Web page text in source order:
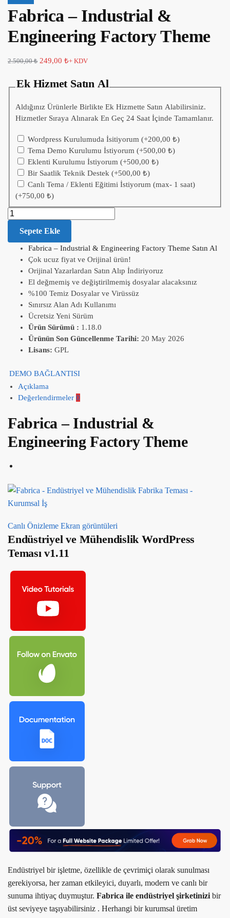
Fabrica – Industrial &
Engineering Factory Theme
2.500,00₺ 249,00 ₺+ KDV
Ek Hizmet Satın Al
Aldığınız Ürünlerle Birlikte Ek Hizmette Satın Alabilirsiniz.
Hizmetler Sıraya Alınarak En Geç 24 Saat İçinde Tamamlanır.
Wordpress Kurulumuda İsitiyorum(+200,00₺)
Tema Demo Kurulumu İstiyorum(+500,00₺)
Eklenti Kurulumu İstiyorum(+500,00₺)
Bir Saatlik Teknik Destek(+500,00₺)
Canlı Tema / Eklenti Eğitimi İstiyorum (max- 1 saat)
(+750,00₺)
Sepete Ekle
Fabrica – Industrial & Engineering Factory Theme Satın Al
Çok ucuz fiyat ve Orijinal ürün!
Orijinal Yazarlardan Satın Alıp İndiriyoruz
El değmemiş ve değiştirilmemiş dosyalar alacaksınız
%100 Temiz Dosyalar ve Virüssüz
Sınırsız Alan Adı Kullanımı
Ücretsiz Yeni Sürüm
Ürün Sürümü : 1.18.0
Ürünün Son Güncellenme Tarihi: 20 May 2026
Lisans: GPL
DEMO BAĞLANTISI
Açıklama
Değerlendirmeler 0
Fabrica – Industrial &
Engineering Factory Theme
Canlı Önizleme Ekran görüntüleri
Endüstriyel ve Mühendislik WordPress
Teması v1.11
Endüstriyel bir işletme, özellikle de çevrimiçi olarak sunulması
gerekiyorsa, her zaman etkileyici, duyarlı, modern ve canlı bir
sunuma ihtiyaç duymuştur. Fabrica ile endüstriyel şirketinizi bir
üst seviyeye taşıyabilirsiniz . Herhangi bir kurumsal üretim